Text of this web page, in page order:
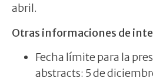
abril.
Otras informaciones de
Fecha límite para la
abstracts: 5 de